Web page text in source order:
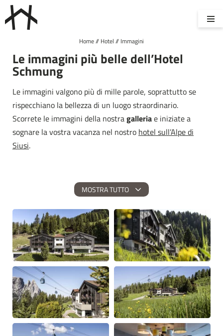
DELIZIE DEL PALATO RICHIESTA
Hotel
Delizie del palato
Wellness
Sky whirlpool
Posizione e arrivo
Pagamento online
Immagini
Home// Hotel // Immagini
Le immagini più belle dell’Hotel
Schmung
Le immagini valgono più di mille parole, soprattutto se
rispecchiano la bellezza di un luogo straordinario.
Scorrete le immagini della nostragalleriae iniziate a
sognare la vostra vacanza nel nostro hotel sull’Alpe di
Siusi.
MOSTRA TUTTO